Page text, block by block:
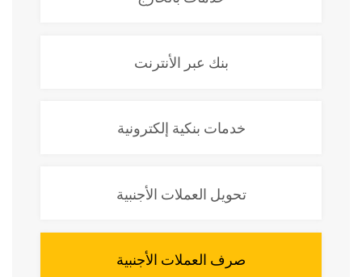
بنك عبر الأنترنت
خدمات بنكية إلكترونية
تحويل العملات الأجنبية
صرف العملات الأجنبية